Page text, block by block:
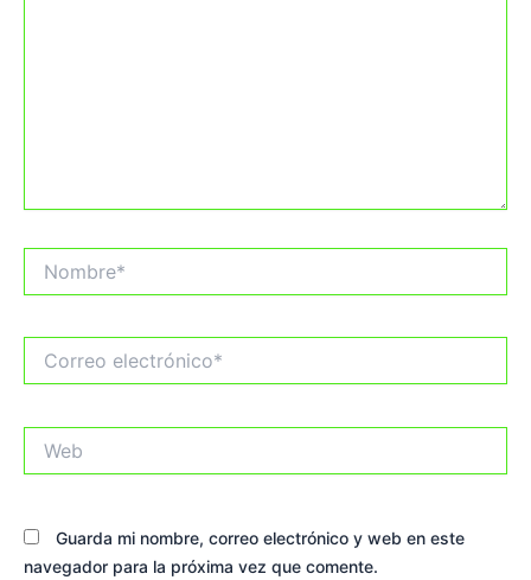
electrónico*
Guarda mi nombre, correo electrónico y web en este
navegador para la próxima vez que comente.